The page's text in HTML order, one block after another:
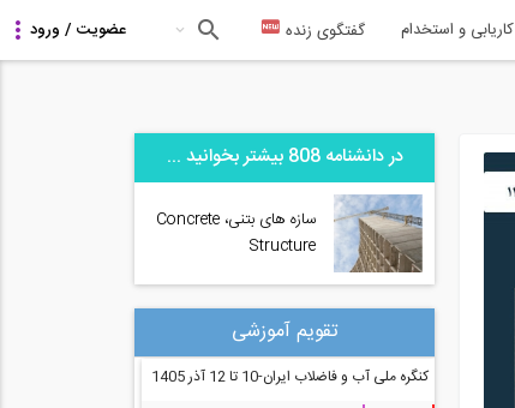
کاریابی و استخدام گفتگوی زنده
در دانشنامه 808 بیشتر بخوانید ...
سازه های بتنی، Concrete
Structure
تقویم آموزشی
کنگره ملی آب و فاضلاب ایران-10 تا 12 آذر 1405